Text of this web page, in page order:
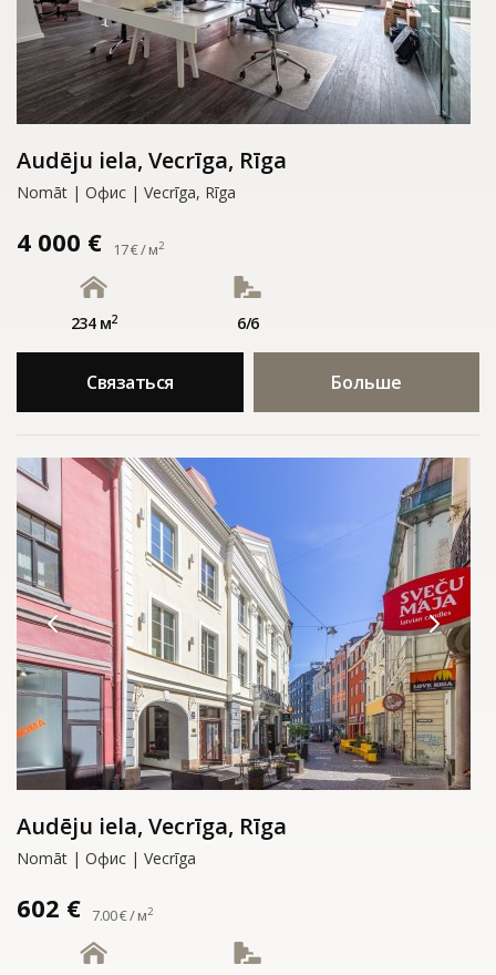
Audēju iela, Vecrīga, Rīga
Nomāt | Офис | Vecrīga, Rīga
4 000 € 17 € / м2
234 м2 6/6
Связаться Больше
Audēju iela, Vecrīga, Rīga
Nomāt | Офис | Vecrīga
602 € 7.00 € / м2